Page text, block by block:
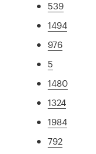
539
1494
976
5
1480
1324
1984
792